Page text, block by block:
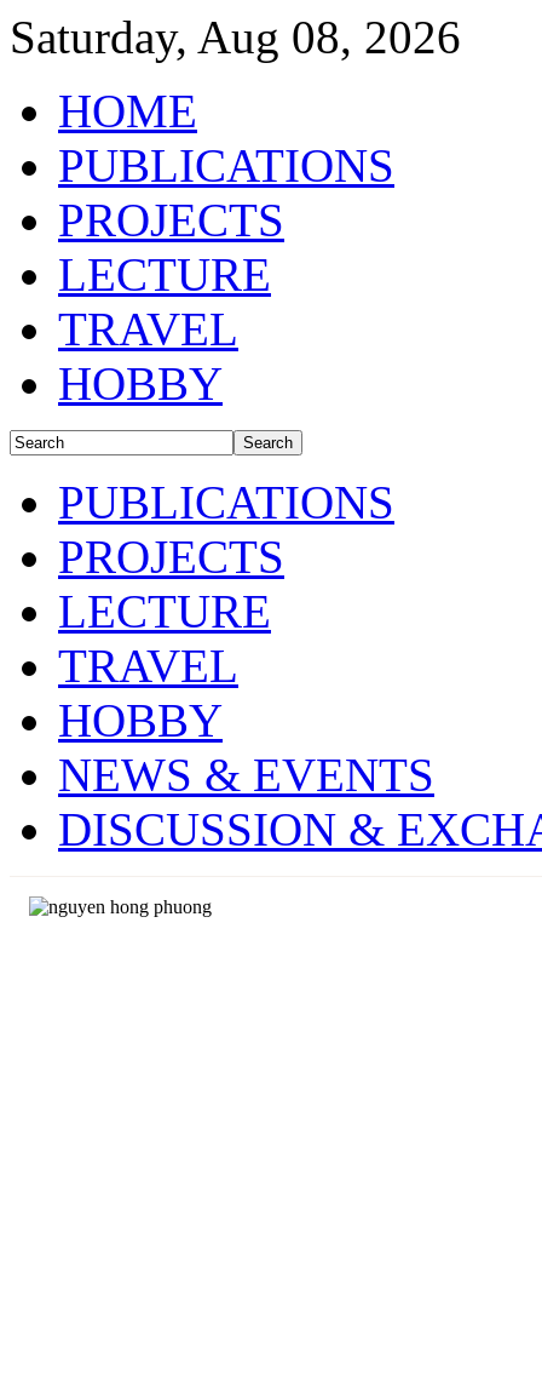
Saturday, Aug 08, 2026
HOME
PUBLICATIONS
PROJECTS
LECTURE
TRAVEL
HOBBY
PUBLICATIONS
PROJECTS
LECTURE
TRAVEL
HOBBY
NEWS & EVENTS
DISCUSSION &